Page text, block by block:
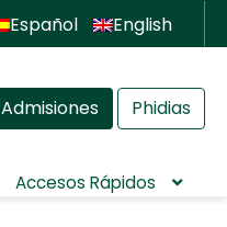
Español English
Admisiones Phidias
Accesos Rápidos